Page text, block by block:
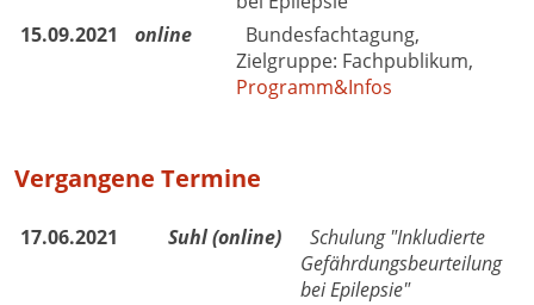
15.09.2021
online
Bundesfachtagung,
Zielgruppe: Fachpublikum,
Programm&Infos
Vergangene Termine
17.06.2021 Suhl (online)
Schulung "Inkludierte
Gefährdungsbeurteilung
bei Epilepsie"